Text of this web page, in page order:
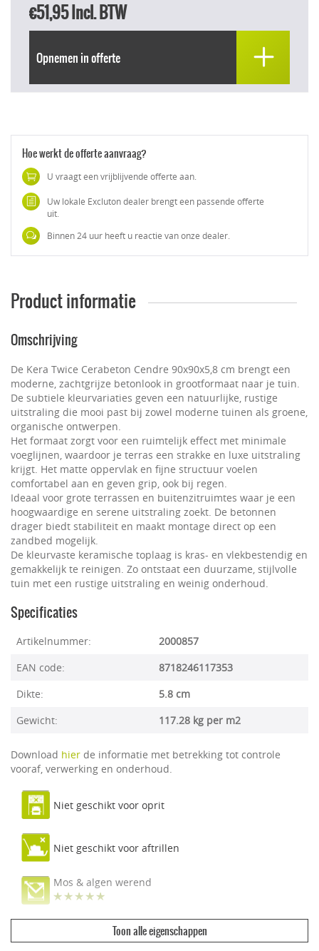
€51,95Incl. BTW
Opnemen in offerte
Hoe werkt de offerte aanvraag?
U vraagt een vrijblijvende offerte aan.
Uw lokale Excluton dealer brengt een passende offerte
uit.
Binnen 24 uur heeft u reactie van onze dealer.
Product informatie
Omschrijving
De Kera Twice Cerabeton Cendre 90x90x5,8 cm brengt een
moderne, zachtgrijze betonlook in grootformaat naar je tuin.
De subtiele kleurvariaties geven een natuurlijke, rustige
uitstraling die mooi past bij zowel moderne tuinen als groene,
organische ontwerpen.
Het formaat zorgt voor een ruimtelijk effect met minimale
voeglijnen, waardoor je terras een strakke en luxe uitstraling
krijgt. Het matte oppervlak en fijne structuur voelen
comfortabel aan en geven grip, ook bij regen.
Ideaal voor grote terrassen en buitenzitruimtes waar je een
hoogwaardige en serene uitstraling zoekt. De betonnen
drager biedt stabiliteit en maakt montage direct op een
zandbed mogelijk.
De kleurvaste keramische toplaag is kras- en vlekbestendig en
gemakkelijk te reinigen. Zo ontstaat een duurzame, stijlvolle
tuin met een rustige uitstraling en weinig onderhoud.
Specificaties
Artikelnummer:
2000857
EAN code:
8718246117353
Dikte:
5.8 cm
Gewicht:
117.28 kg per m2
Download hier de informatie met betrekking tot controle
vooraf, verwerking en onderhoud.
Niet geschikt voor oprit
Niet geschikt voor aftrillen
Mos & algen werend
Ecologisch & duurzaam
Toon alle eigenschappen